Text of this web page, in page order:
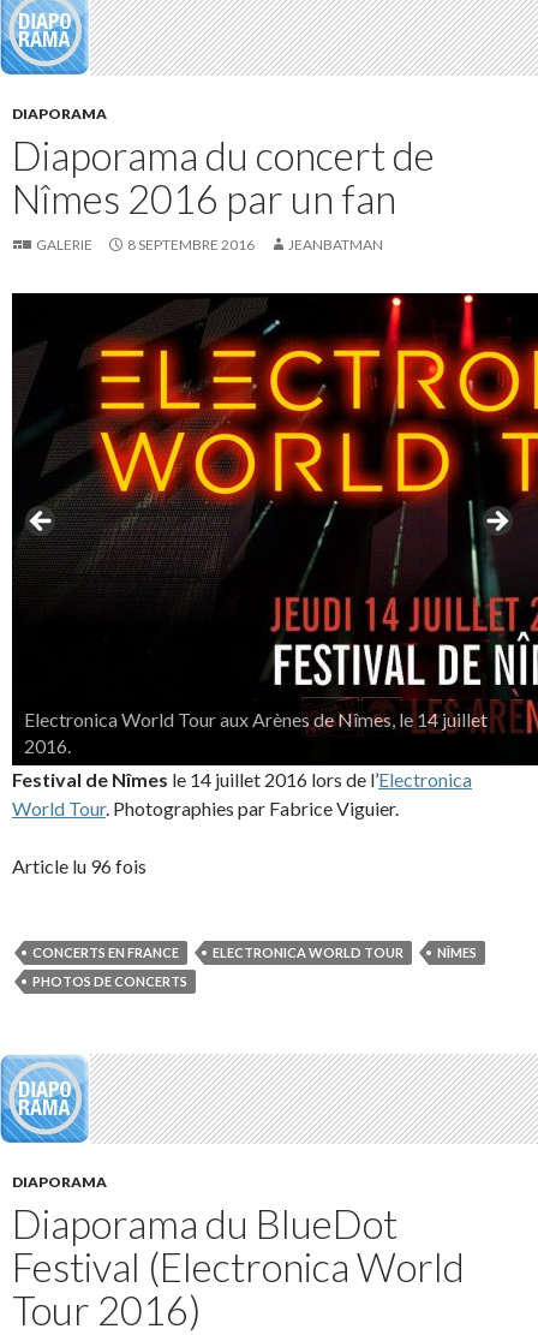
DIAPORAMA
Diaporama du concert de
Nîmes 2016 par un fan
GALERIE 8 SEPTEMBRE 2016 JEANBATMAN
Electronica World Tour aux Arènes de Nîmes, le 14 juillet
2016.
Festival de Nîmes le 14 juillet 2016 lors de l’Electronica
World Tour. Photographies par Fabrice Viguier.
Article lu 96 fois
CONCERTS EN FRANCE ELECTRONICA WORLD TOUR
NÎMES
PHOTOS DE CONCERTS
DIAPORAMA
Diaporama du BlueDot
Festival (Electronica World
Tour 2016)